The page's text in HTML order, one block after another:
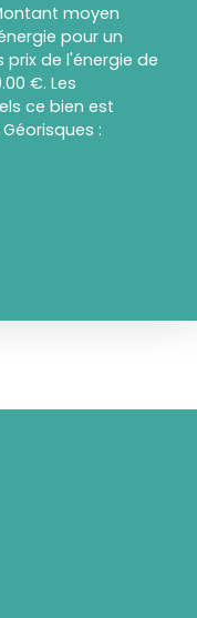
moyen
pour un
de l'énergie de
€. Les
ce bien est
: